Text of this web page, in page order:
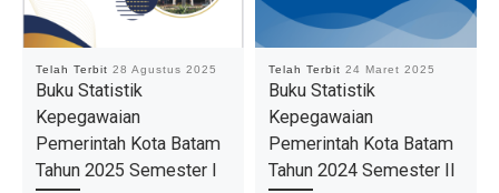
Telah Terbit 28 Agustus 2025
Buku Statistik
Kepegawaian
Pemerintah Kota Batam
Tahun 2025 Semester I
Telah Terbit 24 Maret 2025
Buku Statistik
Kepegawaian
Pemerintah Kota Batam
Tahun 2024 Semester II